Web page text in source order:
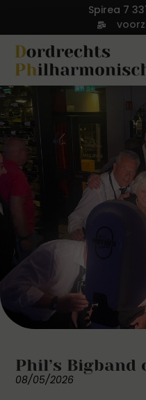
Spirea 7
Phil’s Bigband
08/05/2026